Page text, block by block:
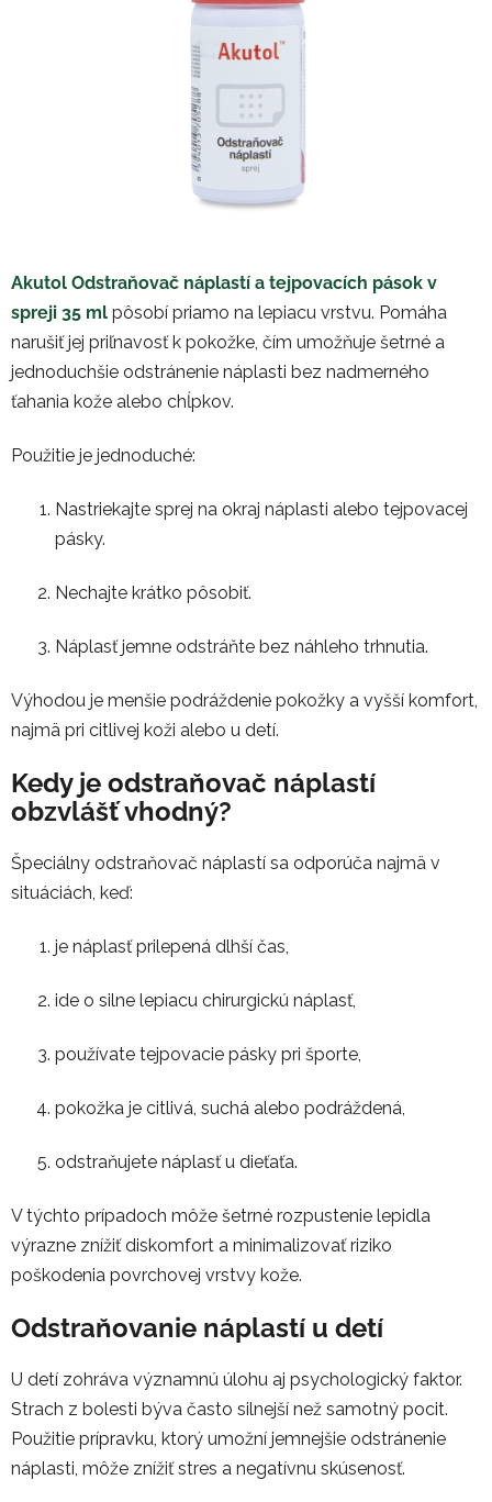
Akutol Odstraňovač náplastí a tejpovacích pások v
spreji 35 ml pôsobí priamo na lepiacu vrstvu. Pomáha
narušiť jej priľnavosť k pokožke, čím umožňuje šetrné a
jednoduchšie odstránenie náplasti bez nadmerného
ťahania kože alebo chĺpkov.
Použitie je jednoduché:
Nastriekajte sprej na okraj náplasti alebo tejpovacej
pásky.
Nechajte krátko pôsobiť.
Náplasť jemne odstráňte bez náhleho trhnutia.
Výhodou je menšie podráždenie pokožky a vyšší komfort,
najmä pri citlivej koži alebo u detí.
Kedy je odstraňovač náplastí
obzvlášť vhodný?
Špeciálny odstraňovač náplastí sa odporúča najmä v
situáciách, keď:
je náplasť prilepená dlhší čas,
ide o silne lepiacu chirurgickú náplasť,
používate tejpovacie pásky pri športe,
pokožka je citlivá, suchá alebo podráždená,
odstraňujete náplasť u dieťaťa.
V týchto prípadoch môže šetrné rozpustenie lepidla
výrazne znížiť diskomfort a minimalizovať riziko
poškodenia povrchovej vrstvy kože.
Odstraňovanie náplastí u detí
U detí zohráva významnú úlohu aj psychologický faktor.
Strach z bolesti býva často silnejší než samotný pocit.
Použitie prípravku, ktorý umožní jemnejšie odstránenie
náplasti, môže znížiť stres a negatívnu skúsenosť.